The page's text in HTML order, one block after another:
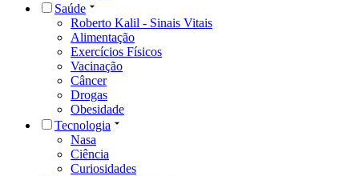
Saúde
Roberto Kalil - Sinais Vitais
Alimentação
Exercícios Físicos
Vacinação
Câncer
Drogas
Obesidade
Tecnologia
Nasa
Ciência
Curiosidades